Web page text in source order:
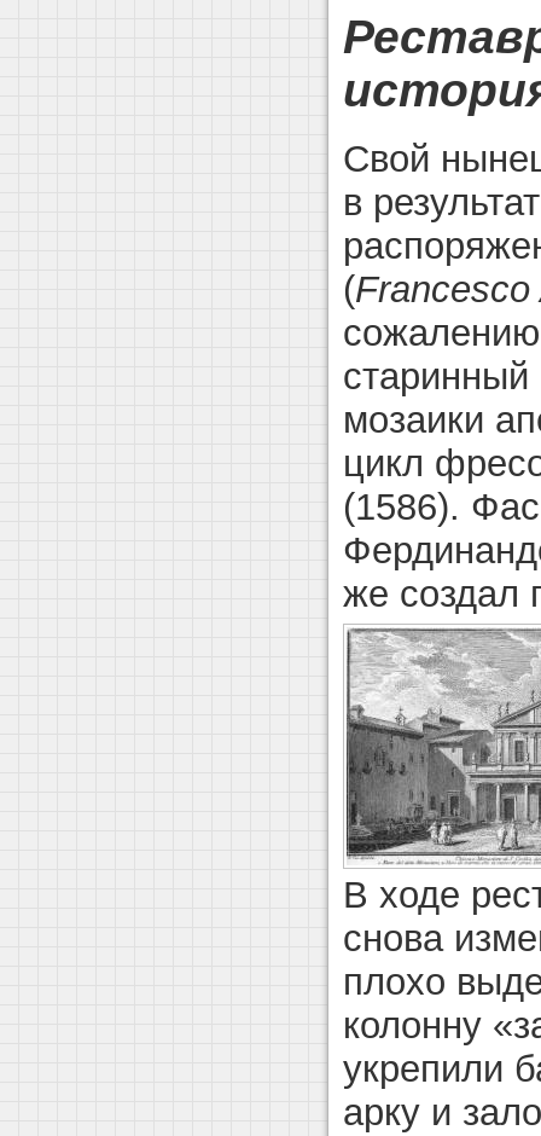
Свой
в
(
старинный
мозаики
цикл
(1586).
же
В ходе
снова
плохо
колонну
укрепили
арку и